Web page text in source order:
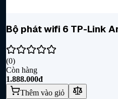
Bộ phát wifi 6 TP-Link
(0)
Còn hàng
1.888.000đ
Thêm vào giỏ